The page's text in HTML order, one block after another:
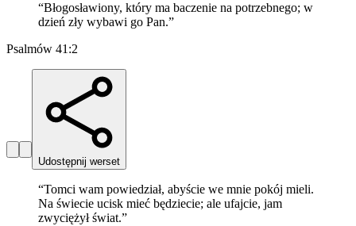
“Błogosławiony, który ma baczenie na potrzebnego; w
dzień zły wybawi go Pan.”
Psalmów 41:2
Udostępnij werset
“Tomci wam powiedział, abyście we mnie pokój mieli.
Na świecie ucisk mieć będziecie; ale ufajcie, jam
zwyciężył świat.”